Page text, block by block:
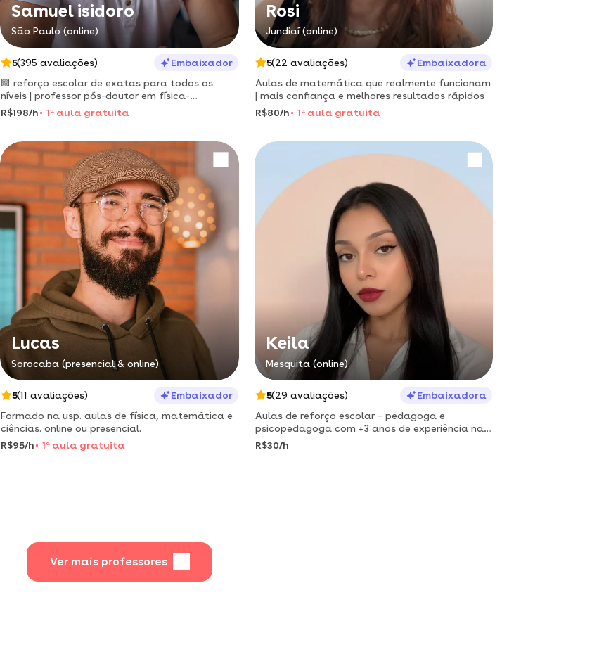
Samuel isidoro
São Paulo (online)
5(395 avaliações)
Embaixador
🟩 reforço escolar de exatas para todos os
níveis | professor pós-doutor em física-
matemática pelo ita, com experiência
internacional | aulas online a partir de r$90
R$198/h 1 a aula gratuita
Rosi
Jundiaí (online)
5(22 avaliações)
Embaixadora
Aulas de matemática que realmente funcionam
| mais confiança e melhores resultados rápidos
R$80/h
1 aaula gratuita
Lucas
Sorocaba (presencial & online)
5(11 avaliações)
Embaixador
Formado na usp. aulas de física, matemática e
ciências. online ou presencial.
R$95/h
1 a aula gratuita
Keila
Mesquita (online)
5(29 avaliações)
Embaixadora
Aulas de reforço escolar – pedagoga e
psicopedagoga com +3 anos de experiência na
área educacional.
R$30/h
Ver mais professores